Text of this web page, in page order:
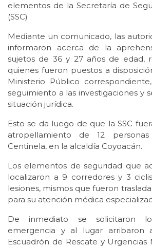
elementos de la Secretaría de
(SSC)
Mediante un comunicado, las
informaron acerca de la
sujetos de 36 y 27 años de edad,
quienes fueron puestos a
Ministerio Público
seguimiento a las investigaciones y
situación jurídica.
Esto se da luego de que la SSC
atropellamiento de 12
Centinela, en la alcaldía Coyoacán.
Los elementos de seguridad que
localizaron a 9 corredores y 3
lesiones, mismos que fueron
para su atención médica
De inmediato se solicitaron
emergencia y al lugar arribaron
Escuadrón de Rescate y Urgencias